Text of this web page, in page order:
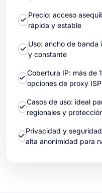
Precio: acceso
rápida y estable
Uso: ancho de banda
y constante
Cobertura IP: más de
opciones de proxy
Casos de uso: ideal
regionales y
Privacidad y
alta anonimidad para